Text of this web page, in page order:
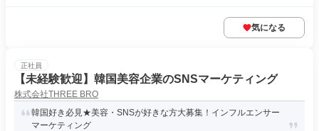
気になる
正社員
【未経験歓迎】韓国美容企業のSNSマーケティング
株式会社THREE BRO
韓国好き必見★美容・SNSが好きな方大募集！インフルエンサー
マーケティング